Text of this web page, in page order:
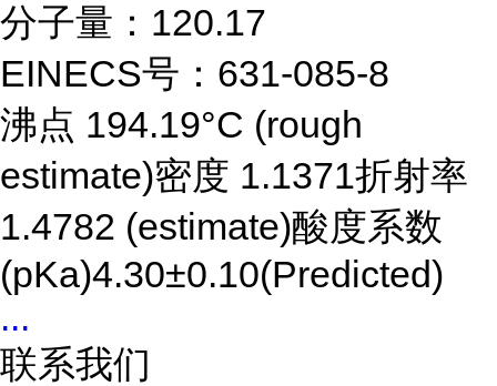
分子量：120.17
EINECS号：631-085-8
沸点 194.19°C (rough
estimate)密度 1.1371折射率
1.4782 (estimate)酸度系数
(pKa)4.30±0.10(Predicted)
...
联系我们